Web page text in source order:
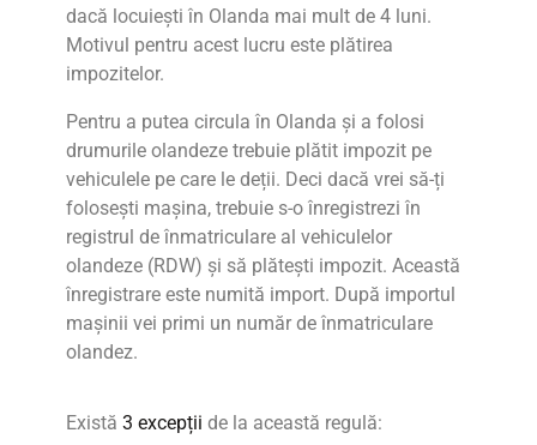
dacă locuiești în Olanda mai mult de 4 luni.
Motivul pentru acest lucru este plătirea
impozitelor.
Pentru a putea circula în Olanda și a folosi
drumurile olandeze trebuie plătit impozit pe
vehiculele pe care le deții. Deci dacă vrei să-ți
folosești mașina, trebuie s-o înregistrezi în
registrul de înmatriculare al vehiculelor
olandeze (RDW) și să plătești impozit. Această
înregistrare este numită import. După importul
mașinii vei primi un număr de înmatriculare
olandez.
Există 3 excepții de la această regulă: